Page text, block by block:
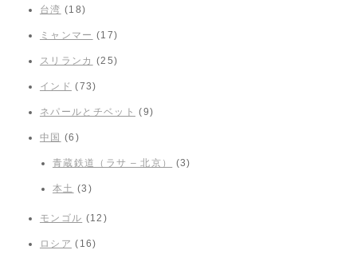
台湾 (18)
ミャンマー (17)
スリランカ (25)
インド (73)
ネパールとチベット (9)
中国 (6)
青蔵鉄道（ラサ – 北京） (3)
本土 (3)
モンゴル (12)
ロシア (16)